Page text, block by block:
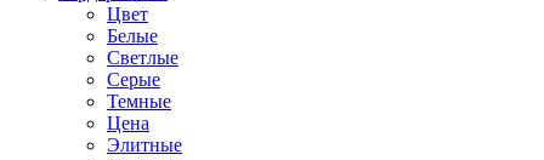
Цвет
Белые
Светлые
Серые
Темные
Цена
Элитные